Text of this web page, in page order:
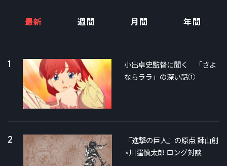
最新 週間 月間 年間
1
小出卓史監督に聞く 「さよ
ならララ」の深い話①
2
『進撃の巨人』の原点 諫山創
×川窪慎太郎 ロング対談